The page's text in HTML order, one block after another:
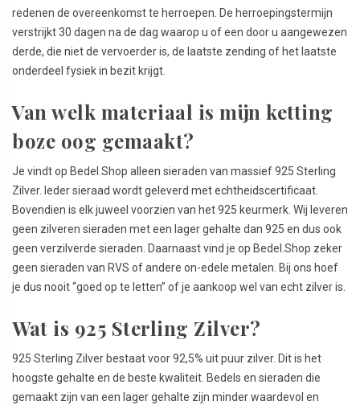
redenen de overeenkomst te herroepen. De herroepingstermijn
verstrijkt 30 dagen na de dag waarop u of een door u aangewezen
derde, die niet de vervoerder is, de laatste zending of het laatste
onderdeel fysiek in bezit krijgt.
Van welk materiaal is mijn ketting
boze oog gemaakt?
Je vindt op Bedel.Shop alleen sieraden van massief 925 Sterling
Zilver. Ieder sieraad wordt geleverd met echtheidscertificaat.
Bovendien is elk juweel voorzien van het 925 keurmerk. Wij leveren
geen zilveren sieraden met een lager gehalte dan 925 en dus ook
geen verzilverde sieraden. Daarnaast vind je op Bedel.Shop zeker
geen sieraden van RVS of andere on-edele metalen. Bij ons hoef
je dus nooit “goed op te letten” of je aankoop wel van echt zilver is.
Wat is 925 Sterling Zilver?
925 Sterling Zilver bestaat voor 92,5% uit puur zilver. Dit is het
hoogste gehalte en de beste kwaliteit. Bedels en sieraden die
gemaakt zijn van een lager gehalte zijn minder waardevol en